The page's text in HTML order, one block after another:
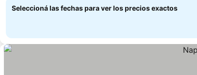
Seleccioná las fechas para ver los precios exactos